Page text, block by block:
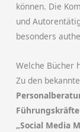
können. Die
und
besonders
Welche Bücher
Zu den
„Social Media